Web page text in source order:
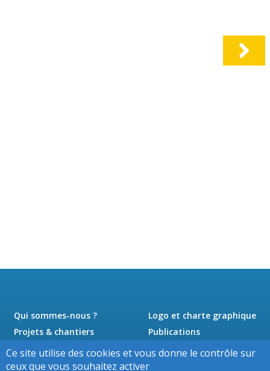
Qui sommes-nous ?
Projets & chantiers
Actualités
Jobs
Logo et charte graphique
Publications
Presse
Contact
Ce site utilise des cookies et vous donne le contrôle sur
ceux que vous souhaitez activer